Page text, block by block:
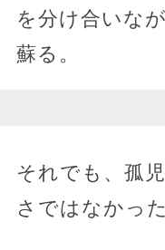
を分け合いな
蘇る。
それでも、孤
さではなかった